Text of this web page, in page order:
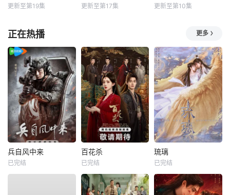
更新至第19集 更新至第17集 更新至第10集
正在热播 更多
兵自风中来
已完结
百花杀
已完结
琉璃
已完结